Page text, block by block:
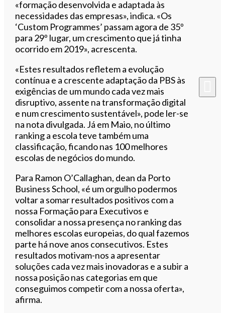
«formação desenvolvida e adaptada às
necessidades das empresas», indica. «Os
‘Custom Programmes’ passam agora de 35º
para 29º lugar, um crescimento que já tinha
ocorrido em 2019», acrescenta.
«Estes resultados refletem a evolução
contínua e a crescente adaptação da PBS às
exigências de um mundo cada vez mais
disruptivo, assente na transformação digital
e num crescimento sustentável», pode ler-se
na nota divulgada. Já em Maio, no último
ranking a escola teve também uma
classificação, ficando nas 100 melhores
escolas de negócios do mundo.
Para Ramon O’Callaghan, dean da Porto
Business School, «é um orgulho podermos
voltar a somar resultados positivos com a
nossa Formação para Executivos e
consolidar a nossa presença no ranking das
melhores escolas europeias, do qual fazemos
parte há nove anos consecutivos. Estes
resultados motivam-nos a apresentar
soluções cada vez mais inovadoras e a subir a
nossa posição nas categorias em que
conseguimos competir com a nossa oferta»,
afirma.